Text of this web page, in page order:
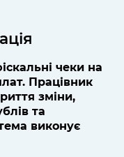
чеки на
Працівник
зміни,
та
виконує